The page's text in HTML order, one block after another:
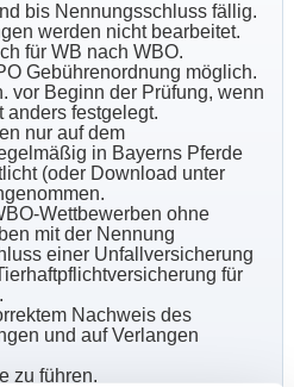
bis Nennungsschluss fällig.
werden nicht bearbeitet.
für WB nach WBO.
Gebührenordnung möglich.
vor Beginn der Prüfung, wenn
anders festgelegt.
nur auf dem
in Bayerns Pferde
(oder Download unter
Wettbewerben ohne
mit der Nennung
einer Unfallversicherung
für
Nachweis des
und auf Verlangen
zu führen.